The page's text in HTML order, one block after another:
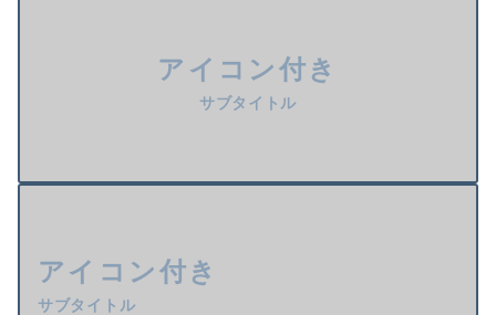
アイコン付き
サブタイトル
アイコン付き
サブタイトル